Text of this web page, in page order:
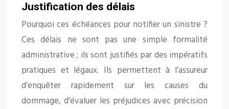
Justification des délais
Pourquoi ces échéances pour notifier un sinistre ?
Ces délais ne sont pas une simple formalité
administrative ; ils sont justifiés par des impératifs
pratiques et légaux. Ils permettent à l’assureur
d’enquêter rapidement sur les causes du
dommage, d’évaluer les préjudices avec précision